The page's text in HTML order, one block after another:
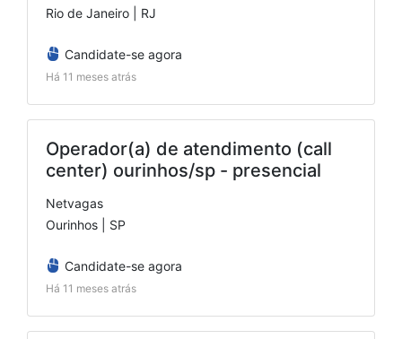
Rio de Janeiro | RJ
Candidate-se agora
Há 11 meses atrás
Operador(a) de atendimento (call
center) ourinhos/sp - presencial
Netvagas
Ourinhos | SP
Candidate-se agora
Há 11 meses atrás